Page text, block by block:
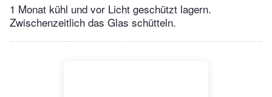
1 Monat kühl und vor Licht geschützt lagern.
Zwischenzeitlich das Glas schütteln.